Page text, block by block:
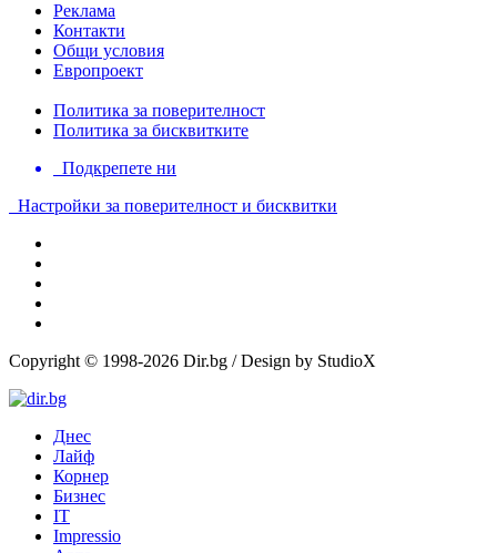
Реклама
Контакти
Общи условия
Европроект
Политика за поверителност
Политика за бисквитките
Подкрепете ни
Настройки за поверителност и бисквитки
Copyright © 1998-2026 Dir.bg / Design by StudioX
Днес
Лайф
Корнер
Бизнес
IT
Impressio